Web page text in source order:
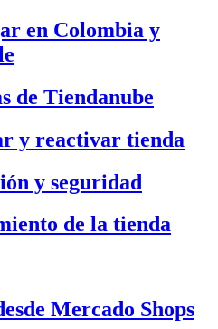
en Colombia y
de Tiendanube
y reactivar tienda
y seguridad
de la tienda
Mercado Shops